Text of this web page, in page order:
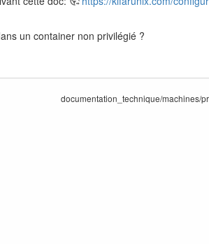
un container non privilégié ?
documentation_technique/machines/